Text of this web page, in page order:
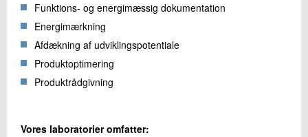
Funktions- og energimæssig dokumentation
Energimærkning
Afdækning af udviklingspotentiale
Produktoptimering
Produktrådgivning
Vores laboratorier omfatter: